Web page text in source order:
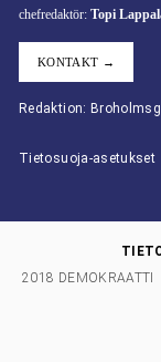
chefredaktör: Topi
KONTAKT →
Redaktion:
Tietosuoja-asetukset
2018 DEMOKRAATTI